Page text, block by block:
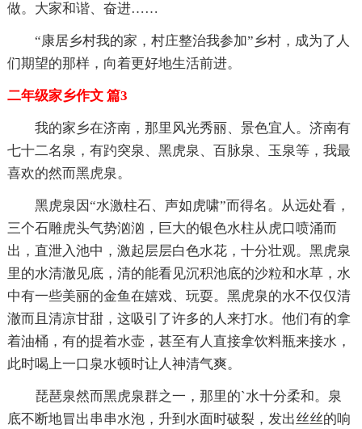
做。大家和谐、奋进……
“康居乡村我的家，村庄整治我参加”乡村，成为了人
们期望的那样，向着更好地生活前进。
二年级家乡作文 篇3
我的家乡在济南，那里风光秀丽、景色宜人。济南有
七十二名泉，有趵突泉、黑虎泉、百脉泉、玉泉等，我最
喜欢的然而黑虎泉。
黑虎泉因“水激柱石、声如虎啸”而得名。从远处看，
三个石雕虎头气势汹汹，巨大的银色水柱从虎口喷涌而
出，直泄入池中，激起层层白色水花，十分壮观。黑虎泉
里的水清澈见底，清的能看见沉积池底的沙粒和水草，水
中有一些美丽的金鱼在嬉戏、玩耍。黑虎泉的水不仅仅清
澈而且清凉甘甜，这吸引了许多的人来打水。他们有的拿
着油桶，有的提着水壶，甚至有人直接拿饮料瓶来接水，
此时喝上一口泉水顿时让人神清气爽。
琵琶泉然而黑虎泉群之一，那里的`水十分柔和。泉
底不断地冒出串串水泡，升到水面时破裂，发出丝丝的响